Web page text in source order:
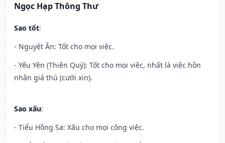
Ngọc Hạp Thông Thư
Sao tốt:
- Nguyệt Ân: Tốt cho mọi việc.
- Yếu Yên (Thiên Quý): Tốt cho mọi việc, nhất là việc hôn
nhân giá thú (cưới xin).
Sao xấu:
- Tiểu Hồng Sa: Xấu cho mọi công việc.